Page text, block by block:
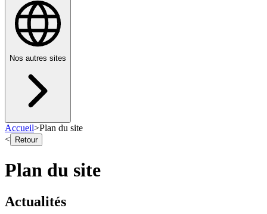
Nos autres sites
Accueil>Plan du site
<
Retour
Plan du site
Actualités